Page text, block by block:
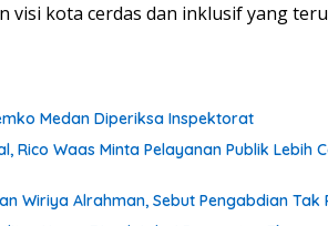
visi kota cerdas dan inklusif yang
Medan Diperiksa Inspektorat
Rico Waas Minta Pelayanan Publik Lebih
Wiriya Alrahman, Sebut Pengabdian Tak